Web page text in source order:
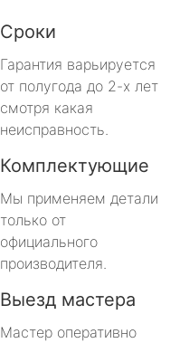
Сроки
Гарантия варьируется
от полугода до 2-х лет
смотря какая
неисправность.
Комплектующие
Мы применяем детали
только от
официального
производителя.
Выезд мастера
Мастер оперативно